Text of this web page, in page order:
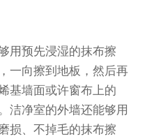
用预先浸湿的抹布擦
一向擦到地板，然后再
基墙面或许窗布上的
洁净室的外墙还能够用
损、不掉毛的抹布擦